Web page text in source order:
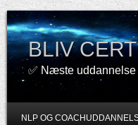
BLIV
✅ Næste uddannelse
NLP OG